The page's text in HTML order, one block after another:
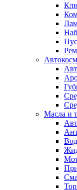
Масла и